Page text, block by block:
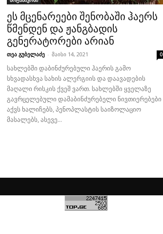
ეს მცენარეები შენობაში ჰაერს
წმენდენ და ჟანგბადის
გენერატორები არიან
თეა გუბელაძე - მაისი 14, 2021 0
სახლებში დაბინძურებული ჰაერის გამო
სხვადასხვა სახის ალერგიის და დაავადების
მაღალი რისკის ქვეშ ვართ. სახლებში ყველაზე
გავრცელებული დამაბინძურებელი ნივთიერებები
აქვს ხალიჩებს, პენოპლასტის საიზოლაციო
მასალებს, ასევე...